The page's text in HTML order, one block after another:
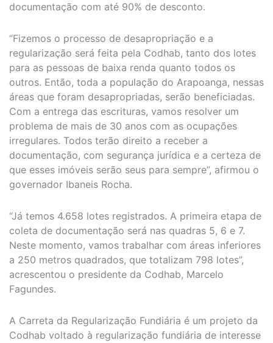
documentação com até 90% de desconto.
“Fizemos o processo de desapropriação e a
regularização será feita pela Codhab, tanto dos lotes
para as pessoas de baixa renda quanto todos os
outros. Então, toda a população do Arapoanga, nessas
áreas que foram desapropriadas, serão beneficiadas.
Com a entrega das escrituras, vamos resolver um
problema de mais de 30 anos com as ocupações
irregulares. Todos terão direito a receber a
documentação, com segurança jurídica e a certeza de
que esses imóveis serão seus para sempre”, afirmou o
governador Ibaneis Rocha.
“Já temos 4.658 lotes registrados. A primeira etapa de
coleta de documentação será nas quadras 5, 6 e 7.
Neste momento, vamos trabalhar com áreas inferiores
a 250 metros quadrados, que totalizam 798 lotes”,
acrescentou o presidente da Codhab, Marcelo
Fagundes.
A Carreta da Regularização Fundiária é um projeto da
Codhab voltado à regularização fundiária de interesse